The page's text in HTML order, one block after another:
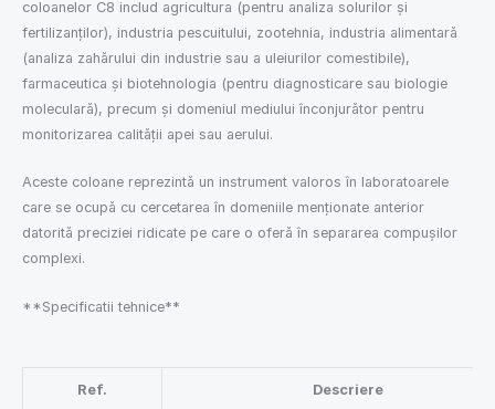
coloanelor C8 includ agricultura (pentru analiza solurilor și
fertilizanților), industria pescuitului, zootehnia, industria alimentară
(analiza zahărului din industrie sau a uleiurilor comestibile),
farmaceutica și biotehnologia (pentru diagnosticare sau biologie
moleculară), precum și domeniul mediului înconjurător pentru
monitorizarea calității apei sau aerului.
Aceste coloane reprezintă un instrument valoros în laboratoarele
care se ocupă cu cercetarea în domeniile menționate anterior
datorită preciziei ridicate pe care o oferă în separarea compușilor
complexi.
**Specificatii tehnice**
Ref. Descriere